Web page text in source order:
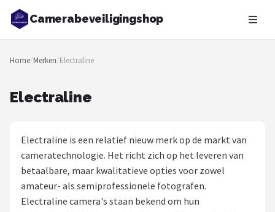
Camerabeveiligingshop
Zoeken
NAVIGATIE
Blog
Beveiligingscamera's
Camera Deurbellen
Home/Merken/Electraline
Electraline
Electraline is een relatief nieuw merk op de markt van
cameratechnologie. Het richt zich op het leveren van
betaalbare, maar kwalitatieve opties voor zowel
amateur- als semiprofessionele fotografen.
Electraline camera's staan bekend om hun